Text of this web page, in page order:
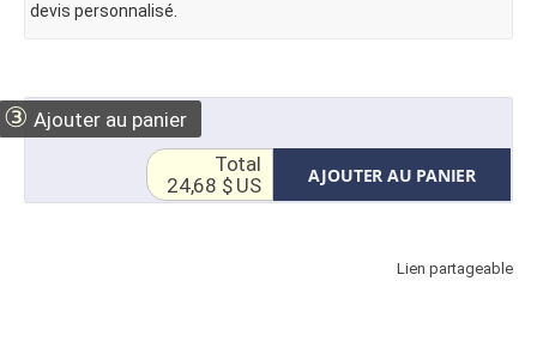
devis personnalisé.
③ Ajouter au panier
AJOUTER AU PANIER
Total
24,68 $ US
Lien partageable